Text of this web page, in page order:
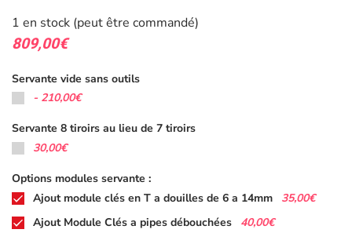
1 en stock (peut être commandé)
809,00€
Servante vide sans outils
- 210,00€
Servante 8 tiroirs au lieu de 7 tiroirs
30,00€
Options modules servante :
Ajout module clés en T a douilles de 6 a 14mm
35,00€
Ajout Module Clés a pipes débouchées
40,00€